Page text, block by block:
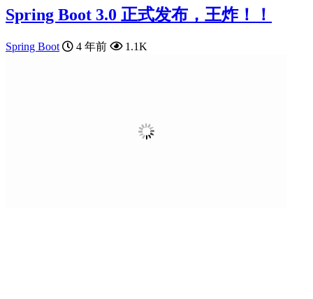
Spring Boot 3.0 正式发布，王炸！！
Spring Boot 4 年前 1.1K